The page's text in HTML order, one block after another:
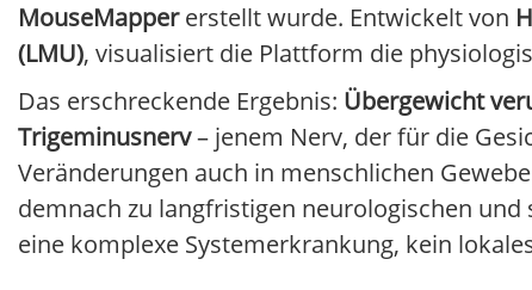
MouseMappererstellt wurde. Entwickelt von
(LMU), visualisiert die Plattform die
Das erschreckende Ergebnis: Übergewicht
Trigeminusnerv– jenem Nerv, der für die
Veränderungen auch in menschlichen
demnach zu langfristigen neurologischen
eine komplexe Systemerkrankung, kein